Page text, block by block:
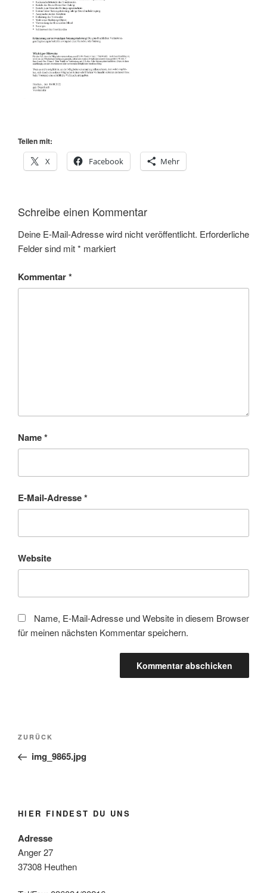
Teilen mit:
X
Facebook Mehr
Schreibe einen Kommentar
Deine E-Mail-Adresse wird nicht veröffentlicht. Erforderliche
Felder sind mit* markiert
Kommentar*
Name*
E-Mail-Adresse*
Website
Name, E-Mail-Adresse und Website in diesem Browser
für meinen nächsten Kommentar speichern.
Beitragsnavigation
Vorheriger
Beitrag
ZURÜCK
img_9865.jpg
HIER FINDEST DU UNS
Adresse
Anger 27
37308 Heuthen